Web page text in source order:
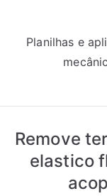
Planilhas e
Remove
elastico